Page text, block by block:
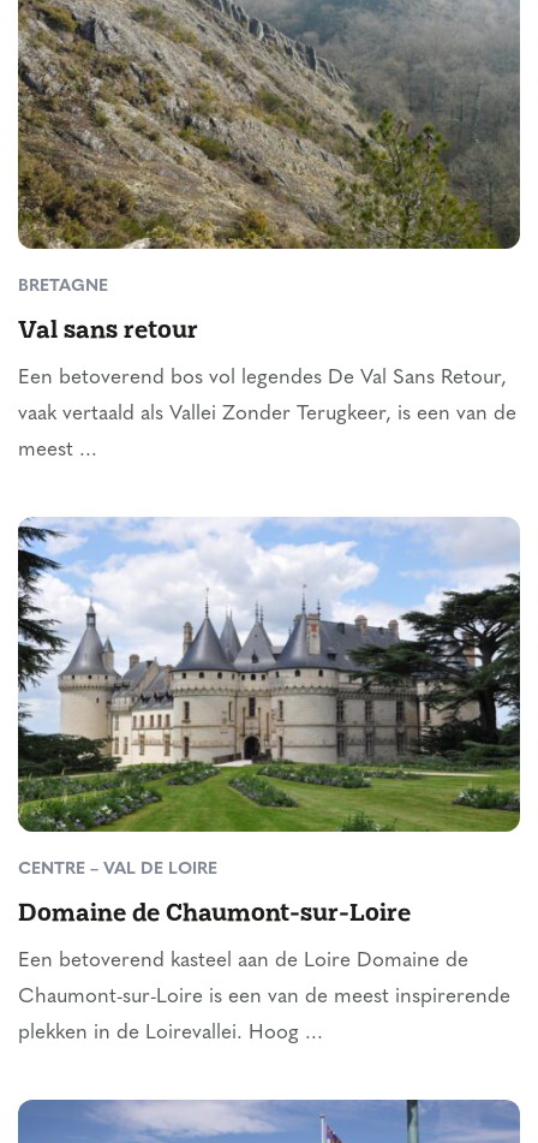
BRETAGNE
Val sans retour
Een betoverend bos vol legendes De Val Sans Retour,
vaak vertaald als Vallei Zonder Terugkeer, is een van de
meest ...
CENTRE – VAL DE LOIRE
Domaine de Chaumont-sur-Loire
Een betoverend kasteel aan de Loire Domaine de
Chaumont-sur-Loire is een van de meest inspirerende
plekken in de Loirevallei. Hoog ...